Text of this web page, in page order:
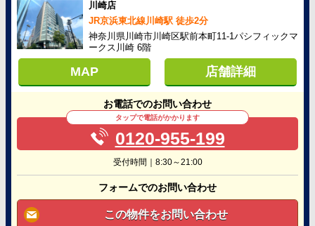
川崎店
JR京浜東北線川崎駅 徒歩2分
神奈川県川崎市川崎区駅前本町11-1パシフィックマ
ークス川崎 6階
MAP 店舗詳細
お電話でのお問い合わせ
タップで電話がかかります
0120-955-199
受付時間｜8:30～21:00
フォームでのお問い合わせ
この物件をお問い合わせ